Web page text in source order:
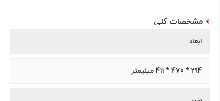
مشخصات کلی
ابعاد
294 * 470 * 411 میلیمتر